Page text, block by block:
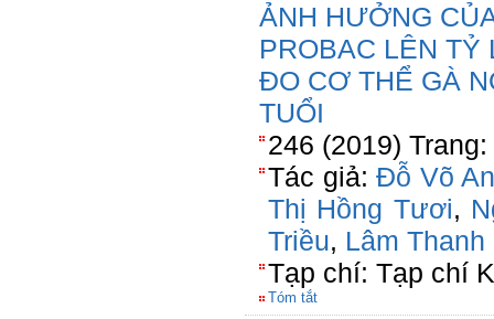
ẢNH HƯỞNG
PROBAC LÊN TỶ
ĐO CƠ THỂ GÀ
TUỔI
246 (2019)
Tác giả:Đỗ Võ
Thị Hồng Tươi,
Triều, Lâm Thanh
Tạp chí: Tạp chí
Tóm tắt